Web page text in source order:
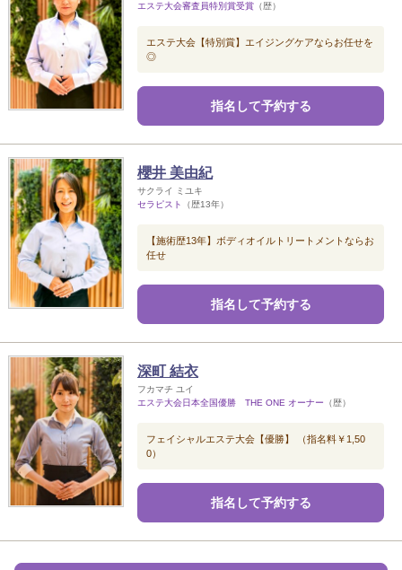
エステ大会審査員特別賞受賞 （歴）
エステ大会【特別賞】エイジングケアならお任せを
◎
指名して予約する
櫻井 美由紀
サクライ ミユキ
セラピスト
（歴13年）
【施術歴13年】ボディオイルトリートメントならお
任せ
指名して予約する
深町 結衣
フカマチ ユイ
エステ大会日本全国優勝 THE ONE オーナー （歴）
フェイシャルエステ大会【優勝】 （指名料￥1,50
0）
指名して予約する